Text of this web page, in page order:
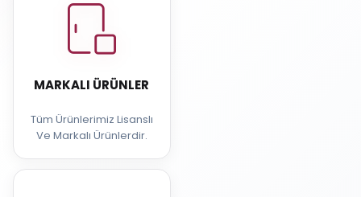
MARKALI ÜRÜNLER
Tüm Ürünlerimiz Lisanslı
Ve Markalı Ürünlerdir.